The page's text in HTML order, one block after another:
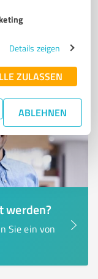
Details zeigen
ZULASSEN
ABLEHNEN
werden?
Sie ein von